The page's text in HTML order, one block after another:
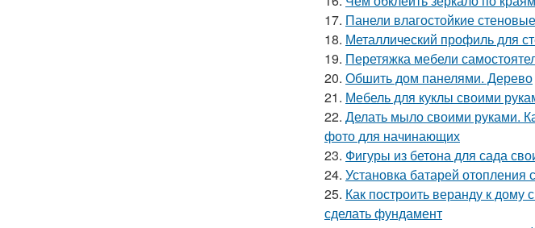
17. Панели влагостойкие
18. Металлический профиль для
19. Перетяжка мебели
20. Обшить дом панелями. Дерево
21. Мебель для куклы своими
22. Делать мыло своими руками.
фото для начинающих
23. Фигуры из бетона для сада
24. Установка батарей
25. Как построить веранду к
сделать фундамент